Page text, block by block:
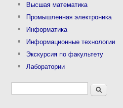
Высшая математика
Промышленная электроника
Информатика
Информационные технологии
Экскурсия по факультету
Лаборатории
Форма поискаПоиск